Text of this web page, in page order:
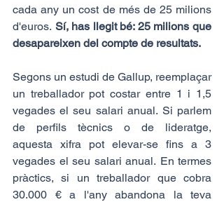
cada any un cost de més de 25 milions
d'euros. Sí, has llegit bé: 25 milions que
desapareixen del compte de resultats.
Segons un estudi de Gallup, reemplaçar
un treballador pot costar entre 1 i 1,5
vegades el seu salari anual. Si parlem
de perfils tècnics o de lideratge,
aquesta xifra pot elevar-se fins a 3
vegades el seu salari anual. En termes
pràctics, si un treballador que cobra
30.000 € a l'any abandona la teva